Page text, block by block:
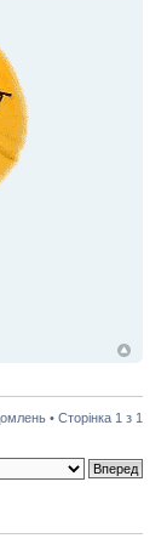
• Сторінка 1 з 1